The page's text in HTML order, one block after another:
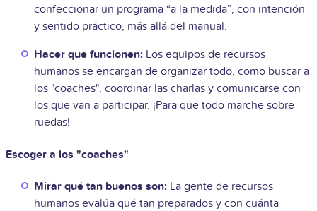
confeccionar un programa “a la medida”, con intención
y sentido práctico, más allá del manual.
Hacer que funcionen: Los equipos de recursos
humanos se encargan de organizar todo, como buscar a
los "coaches", coordinar las charlas y comunicarse con
los que van a participar. ¡Para que todo marche sobre
ruedas!
Escoger a los "coaches"
Mirar qué tan buenos son: La gente de recursos
humanos evalúa qué tan preparados y con cuánta